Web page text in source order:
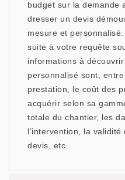
budget sur la demande
dresser un devis
mesure et
suite à votre requête
informations à
personnalisé sont,
prestation, le coût des
acquérir selon sa
totale du chantier, les
l’intervention, la
devis, etc.